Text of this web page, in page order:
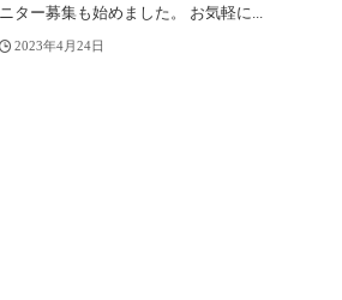
ニター募集も始めました。 お気軽に...
2023年4月24日